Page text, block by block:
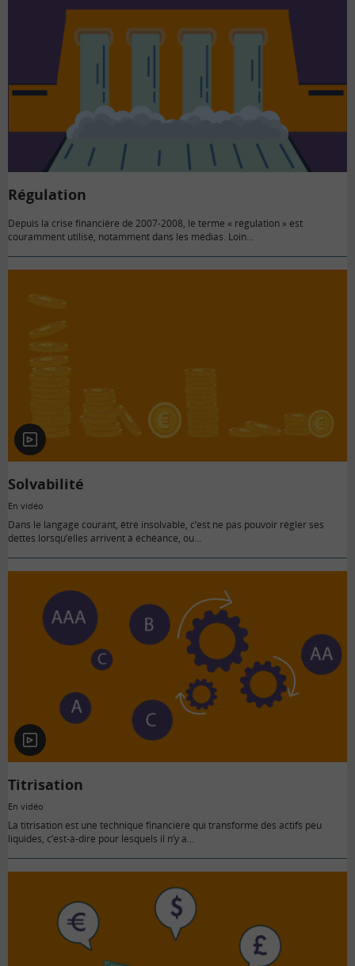
Régulation
Depuis la crise financière de 2007-2008, le terme « régulation » est
couramment utilisé, notamment dans les médias. Loin...
En
vidéo
Solvabilité
En vidéo
Dans le langage courant, être insolvable, c’est ne pas pouvoir régler ses
dettes lorsqu’elles arrivent à échéance, ou…
En
vidéo
Titrisation
En vidéo
La titrisation est une technique financière qui transforme des actifs peu
liquides, c’est-à-dire pour lesquels il n’y a…